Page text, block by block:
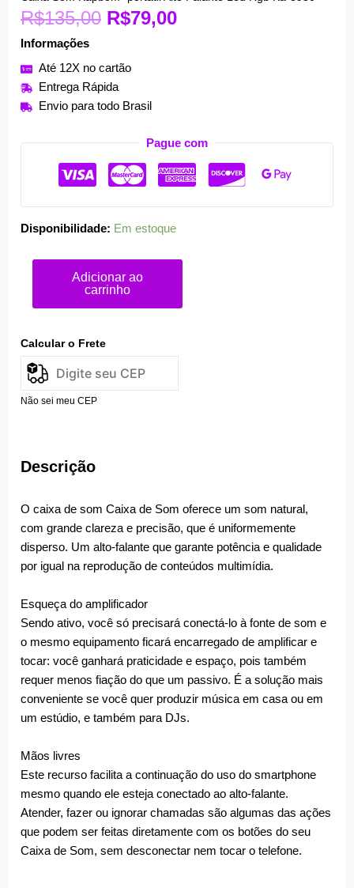
R$135,00 preço
R$135,00.
R$79,00preço
Informações
Até 12X no cartão
Entrega Rápida
Envio para todo Brasil
Pague com
Disponibilidade: Em estoque
Som
Kapbom
Alto
Falante
Led
quantidade
Adicionar ao
carrinho
Calcular o Frete
Não sei meu CEP
Descrição
O caixa de som Caixa de Som oferece um som natural,
com grande clareza e precisão, que é uniformemente
disperso. Um alto-falante que garante potência e qualidade
por igual na reprodução de conteúdos multimídia.
Esqueça do amplificador
Sendo ativo, você só precisará conectá-lo à fonte de som e
o mesmo equipamento ficará encarregado de amplificar e
tocar: você ganhará praticidade e espaço, pois também
requer menos fiação do que um passivo. É a solução mais
conveniente se você quer produzir música em casa ou em
um estúdio, e também para DJs.
Mãos livres
Este recurso facilita a continuação do uso do smartphone
mesmo quando ele esteja conectado ao alto-falante.
Atender, fazer ou ignorar chamadas são algumas das ações
que podem ser feitas diretamente com os botões do seu
Caixa de Som, sem desconectar nem tocar o telefone.